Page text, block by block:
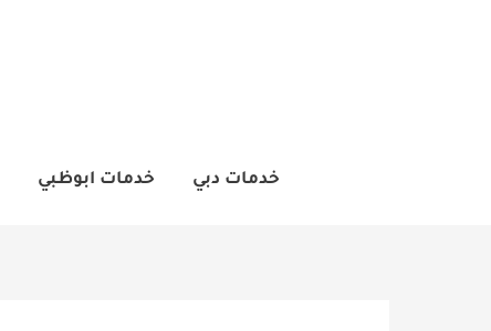
خدمات دبي خدمات ابوظبي